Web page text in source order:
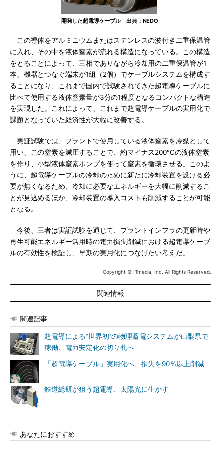
開発した超電導ケーブル 出典：NEDO
この導体をアルミニウムまたはステンレスの波付き二重保温管
に入れ、その中を液体窒素が流れる構造になっている。この構造
をとることによって、三相でありながら冷却用の二重保温管が1
本、機器とつなぐ端末が1組（2個）でケーブルシステムを構成す
ることになり、これまで国内で試験されてきた超電導ケーブルに
比べて使用する液体窒素量が3分の1程度となるコンパクトな構造
を実現した。これによって、これまで超電導ケーブルの実用化で
課題となっていた経済性が大幅に改善する。
実証試験では、プラントで使用している液体窒素を冷媒として
用い、この窒素を減圧することで、約マイナス200℃の液体窒素
を作り、小型液体窒素ポンプを使って窒素を循環させる。このよ
うに、超電導ケーブルの冷却のために新たに冷却装置を設ける必
要が無くなるため、冷却に必要なエネルギーを大幅に削減するこ
とが見込めるほか、冷却装置の導入コストも削減することが可能
となる。
今後、三者は実証試験を通じて、プラントインフラの更新時や
再生可能エネルギー活用時の電力損失削減における超電導ケーブ
ルの有効性を検証し、早期の実用化につなげたい考えだ。
Copyright © ITmedia, Inc. All Rights Reserved.
関連情報
関連記事
超電導による“世界初”の物理蓄電システムが山梨県で
稼働、電力安定化の切り札へ
「超電導ケーブル」実用化へ、損失を90％以上削減
鉄道総研が狙う超電導、太陽光に生かす
あなたにおすすめ